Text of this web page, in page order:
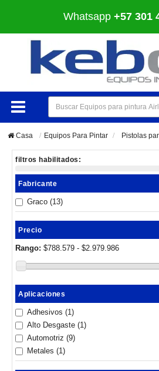
Whatsapp +57 301
Casa Equipos Para Pintar > Pistolas
filtros habilitados:
Fabricante
Graco (13)
Precio
Rango: $788.579 - $2.979.986
Aplicaciones
Adhesivos (1)
Alto Desgaste (1)
Automotriz (9)
Metales (1)